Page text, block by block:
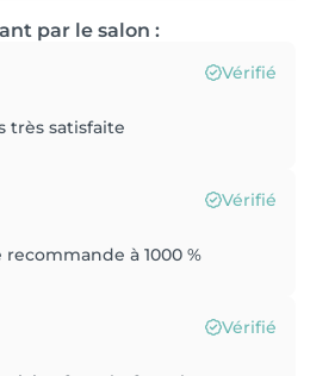
par le salon :
Vérifié
très satisfaite
Vérifié
à 1000 %
Vérifié